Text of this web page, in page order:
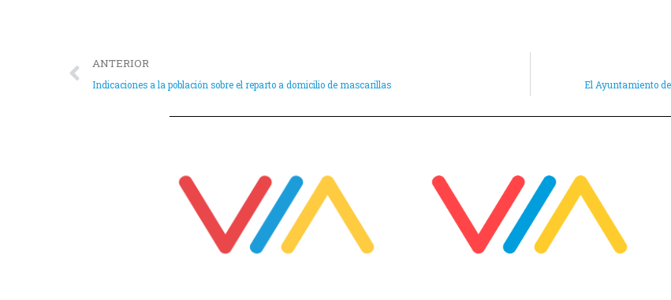
ANTERIOR
Indicaciones a la población sobre el reparto a domicilio de mascarillas El Ayuntamiento